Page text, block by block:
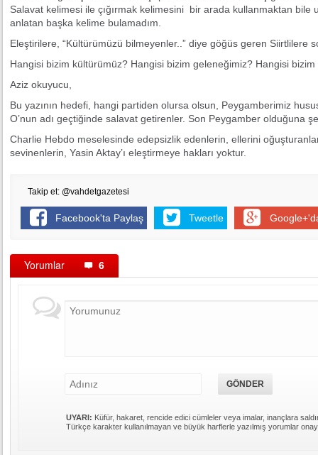
Salavat kelimesi ile çığırmak kelimesini bir arada kullanmaktan bile
anlatan başka kelime bulamadım.
Eleştirilere, “Kültürümüzü bilmeyenler..” diye göğüs geren Siirtlilere
Hangisi bizim kültürümüz? Hangisi bizim geleneğimiz? Hangisi
Aziz okuyucu,
Bu yazının hedefi, hangi partiden olursa olsun, Peygamberimiz
O’nun adı geçtiğinde salavat getirenler. Son Peygamber olduğuna
Charlie Hebdo meselesinde edepsizlik edenlerin, ellerini
sevinenlerin, Yasin Aktay’ı eleştirmeye hakları yoktur.
Takip et: @vahdetgazetesi
Facebook'ta Paylaş Tweetle
Yorumlar 6
UYARI: Küfür, hakaret, rencide edici cümleler veya imalar, inançlara
Türkçe karakter kullanılmayan ve büyük harflerle yazılmış yorumlar